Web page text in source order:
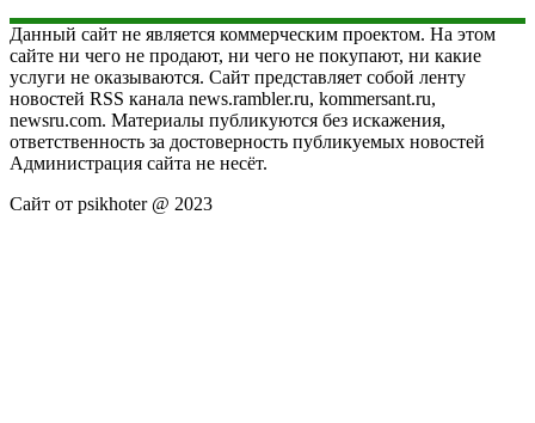
Данный сайт не является коммерческим проектом. На этом
сайте ни чего не продают, ни чего не покупают, ни какие
услуги не оказываются. Сайт представляет собой ленту
новостей RSS канала news.rambler.ru, kommersant.ru,
newsru.com. Материалы публикуются без искажения,
ответственность за достоверность публикуемых новостей
Администрация сайта не несёт.
Сайт от psikhoter @ 2023